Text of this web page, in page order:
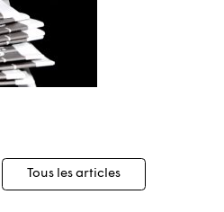
Tous les articles